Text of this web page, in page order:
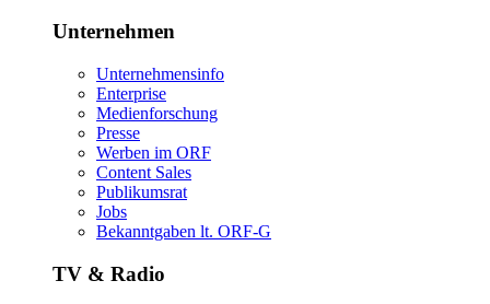
Unternehmen
Unternehmensinfo
Enterprise
Medienforschung
Presse
WerbenimORF
ContentSales
Publikumsrat
Jobs
Bekanntgabenlt.ORF-G
TV&Radio